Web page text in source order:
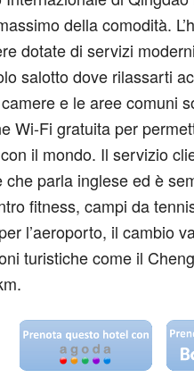
della comodità.
dotate di servizi
salotto dove rilassarti
e le aree comuni
Wi-Fi gratuita per
il mondo. Il servizio
parla inglese ed è
fitness, campi da
l’aeroporto, il cambio
turistiche come il